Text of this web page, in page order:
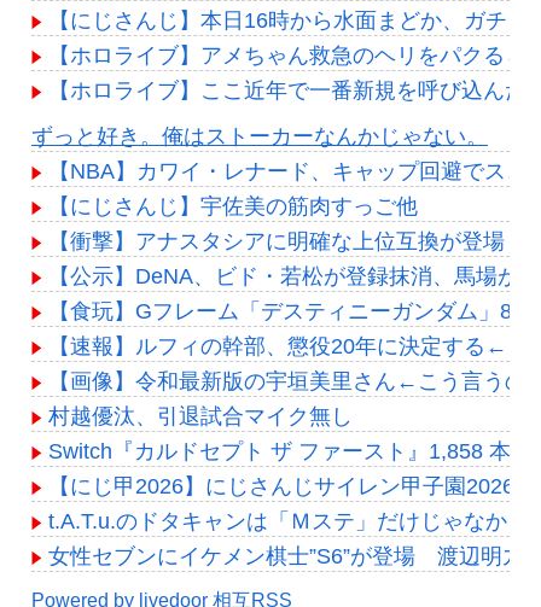
【にじさんじ】本日16時から水面まどか、ガチ
【ホロライブ】アメちゃん救急のヘリをパクる→
【ホロライブ】ここ近年で一番新規を呼び込んだ
Powered by livedoor 相互RSS
ずっと好き。俺はストーカーなんかじゃない。
【NBA】カワイ・レナード、キャップ回避でス
【にじさんじ】宇佐美の筋肉すっご他
【衝撃】アナスタシアに明確な上位互換が登場
【公示】DeNA、ビド・若松が登録抹消、馬場
【食玩】Gフレーム「デスティニーガンダム」8
【速報】ルフィの幹部、懲役20年に決定する←コ
【画像】令和最新版の宇垣美里さん←こう言う
村越優汰、引退試合マイク無し
Switch『カルドセプト ザ ファースト』1,858 本
【にじ甲2026】にじさんじサイレン甲子園2026
t.A.T.u.のドタキャンは「Ｍステ」だけじゃなかっ
女性セブンにイケメン棋士”S6”が登場 渡辺明九
Powered by livedoor 相互RSS